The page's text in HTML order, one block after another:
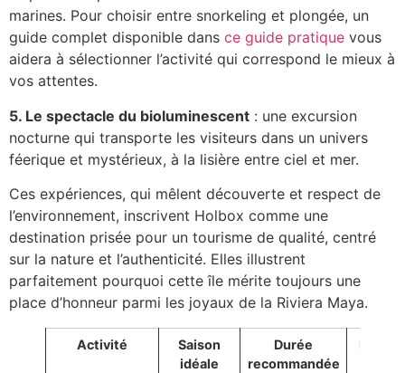
marines. Pour choisir entre snorkeling et plongée, un
guide complet disponible dans ce guide pratique vous
aidera à sélectionner l’activité qui correspond le mieux à
vos attentes.
5. Le spectacle du bioluminescent : une excursion
nocturne qui transporte les visiteurs dans un univers
féerique et mystérieux, à la lisière entre ciel et mer.
Ces expériences, qui mêlent découverte et respect de
l’environnement, inscrivent Holbox comme une
destination prisée pour un tourisme de qualité, centré
sur la nature et l’authenticité. Elles illustrent
parfaitement pourquoi cette île mérite toujours une
place d’honneur parmi les joyaux de la Riviera Maya.
Activité
Saison
idéale
Durée
recommandée